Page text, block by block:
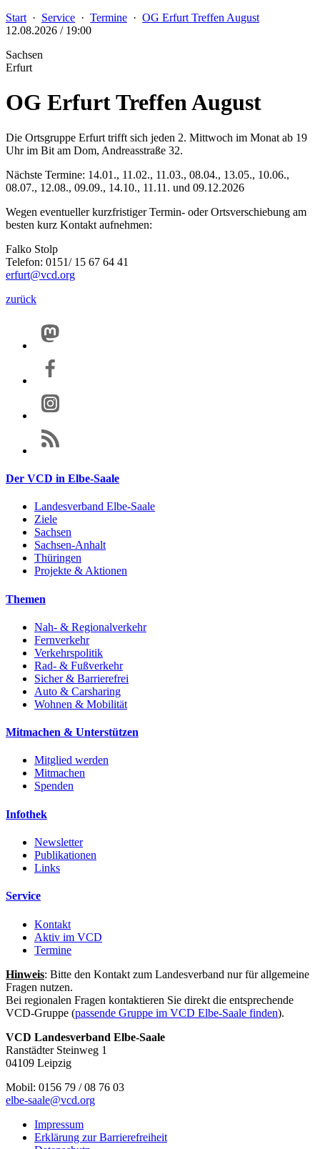
Start · Service · Termine · OG Erfurt Treffen August
12.08.2026 / 19:00
Sachsen
Erfurt
OG Erfurt Treffen August
Die Ortsgruppe Erfurt trifft sich jeden 2. Mittwoch im Monat ab 19
Uhr im Bit am Dom, Andreasstraße 32.
Nächste Termine: 14.01., 11.02., 11.03., 08.04., 13.05., 10.06.,
08.07., 12.08., 09.09., 14.10., 11.11. und 09.12.2026
Wegen eventueller kurzfristiger Termin- oder Ortsverschiebung am
besten kurz Kontakt aufnehmen:
Falko Stolp
Telefon: 0151/ 15 67 64 41
erfurt@vcd.org
zurück
Der VCD in Elbe-Saale
Landesverband Elbe-Saale
Ziele
Sachsen
Sachsen-Anhalt
Thüringen
Projekte & Aktionen
Themen
Nah- & Regionalverkehr
Fernverkehr
Verkehrspolitik
Rad- & Fußverkehr
Sicher & Barrierefrei
Auto & Carsharing
Wohnen & Mobilität
Mitmachen & Unterstützen
Mitglied werden
Mitmachen
Spenden
Infothek
Newsletter
Publikationen
Links
Service
Kontakt
Aktiv im VCD
Termine
Hinweis: Bitte den Kontakt zum Landesverband nur für allgemeine
Fragen nutzen.
Bei regionalen Fragen kontaktieren Sie direkt die entsprechende
VCD-Gruppe (passende Gruppe im VCD Elbe-Saale finden).
VCD Landesverband Elbe-Saale
Ranstädter Steinweg 1
04109 Leipzig
Mobil: 0156 79 / 08 76 03
elbe-saale@vcd.org
Impressum
Erklärung zur Barrierefreiheit